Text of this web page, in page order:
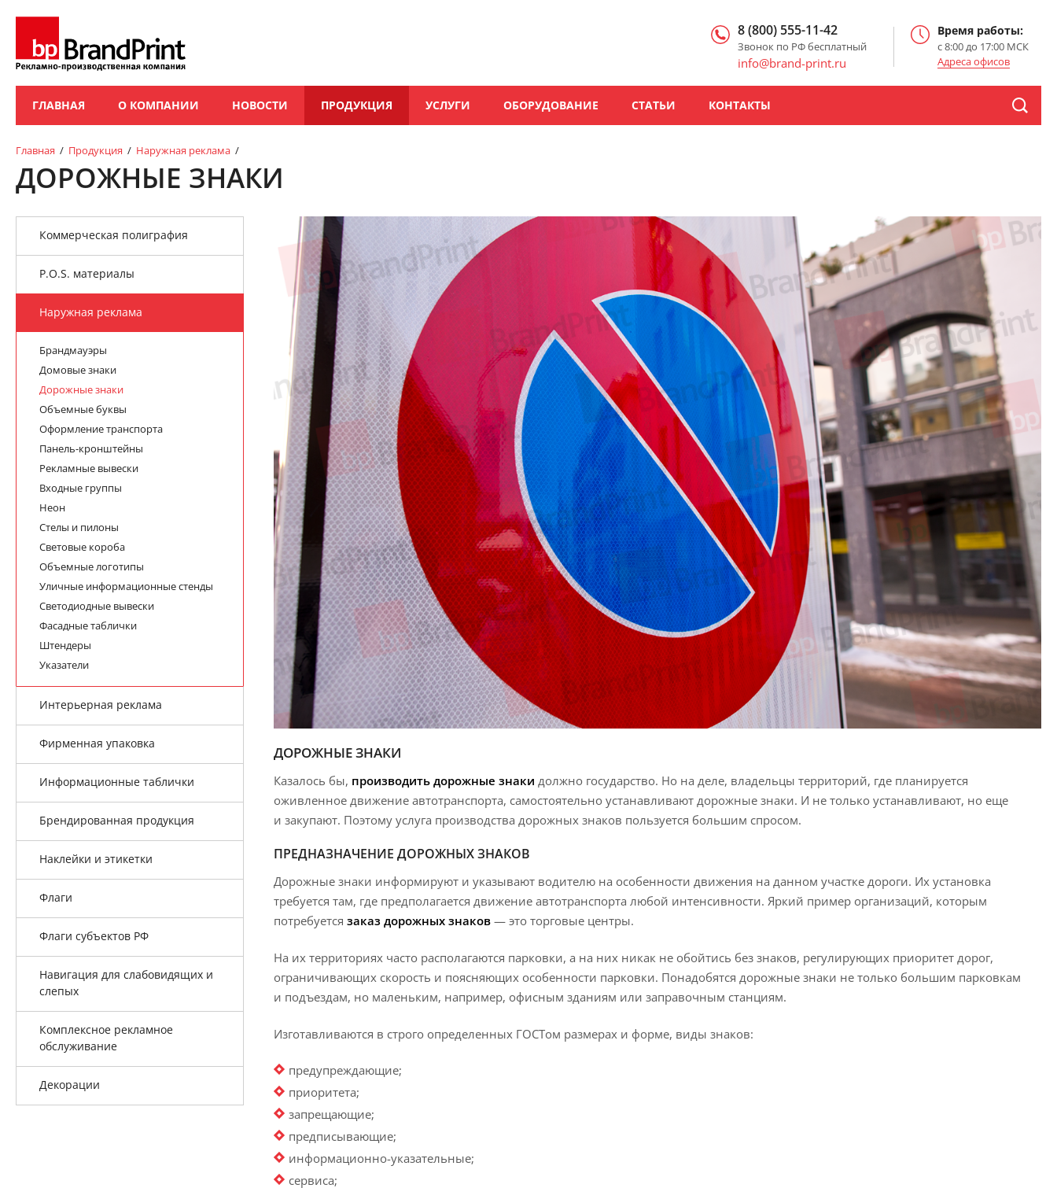
8 (800) 555-11-42
Звонок по РФ бесплатный
info@brand-print.ru
Время работы:
с 8:00 до 17:00 МСК
Адреса офисов
ГЛАВНАЯ О КОМПАНИИ НОВОСТИ ПРОДУКЦИЯ УСЛУГИ ОБОРУДОВАНИЕ СТАТЬИ КОНТАКТЫ
Главная / Продукция / Наружная реклама /
ДОРОЖНЫЕ ЗНАКИ
Коммерческая полиграфия
P.O.S. материалы
Наружная реклама
Брандмауэры
Домовые знаки
Дорожные знаки
Объемные буквы
Оформление транспорта
Панель-кронштейны
Рекламные вывески
Входные группы
Неон
Стелы и пилоны
Световые короба
Объемные логотипы
Уличные информационные стенды
Светодиодные вывески
Фасадные таблички
Штендеры
Указатели
Интерьерная реклама
Фирменная упаковка
Информационные таблички
Брендированная продукция
Наклейки и этикетки
Флаги
Флаги субъектов РФ
Навигация для слабовидящих и
слепых
Комплексное рекламное
обслуживание
Декорации
ДОРОЖНЫЕ ЗНАКИ
Казалось бы, производить дорожные знаки должно государство. Но на деле, владельцы территорий, где планируется
оживленное движение автотранспорта, самостоятельно устанавливают дорожные знаки. И не только устанавливают, но еще
и закупают. Поэтому услуга производства дорожных знаков пользуется большим спросом.
ПРЕДНАЗНАЧЕНИЕ ДОРОЖНЫХ ЗНАКОВ
Дорожные знаки информируют и указывают водителю на особенности движения на данном участке дороги. Их установка
требуется там, где предполагается движение автотранспорта любой интенсивности. Яркий пример организаций, которым
потребуется заказ дорожных знаков — это торговые центры.
На их территориях часто располагаются парковки, а на них никак не обойтись без знаков, регулирующих приоритет дорог,
ограничивающих скорость и поясняющих особенности парковки. Понадобятся дорожные знаки не только большим парковкам
и подъездам, но маленьким, например, офисным зданиям или заправочным станциям.
Изготавливаются в строго определенных ГОСТом размерах и форме, виды знаков:
предупреждающие;
приоритета;
запрещающие;
предписывающие;
информационно-указательные;
сервиса;